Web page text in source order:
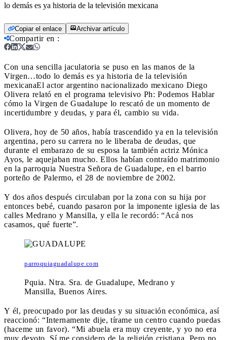
lo demás es ya historia de la televisión mexicana
Copiar el enlace Archivar artículo
Compartir en :
Con una sencilla jaculatoria se puso en las manos de la
Virgen…todo lo demás es ya historia de la televisión
mexicanaEl actor argentino nacionalizado mexicano Diego
Olivera relató en el programa televisivo Ph: Podemos Hablar
cómo la Virgen de Guadalupe lo rescató de un momento de
incertidumbre y deudas, y para él, cambio su vida.
Olivera, hoy de 50 años, había trascendido ya en la televisión
argentina, pero su carrera no le liberaba de deudas, que
durante el embarazo de su esposa la también actriz Mónica
Ayos, le aquejaban mucho. Ellos habían contraído matrimonio
en la parroquia Nuestra Señora de Guadalupe, en el barrio
porteño de Palermo, el 28 de noviembre de 2002.
Y dos años después circulaban por la zona con su hija por
entonces bebé, cuando pasaron por la imponente iglesia de las
calles Medrano y Mansilla, y ella le recordó: “Acá nos
casamos, qué fuerte”.
parroquiaguadalupe.com
Pquia. Ntra. Sra. de Guadalupe, Medrano y
Mansilla, Buenos Aires.
Y él, preocupado por las deudas y su situación económica, así
reaccionó: “Internamente dije, tírame un centro cuando puedas
(haceme un favor). “Mi abuela era muy creyente, y yo no era
muy devoto. Sí me considero de la religión cristiana. Pero no